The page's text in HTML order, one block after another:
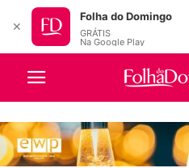
✕
Folha do Domingo
GRÁTIS
Na Google Play